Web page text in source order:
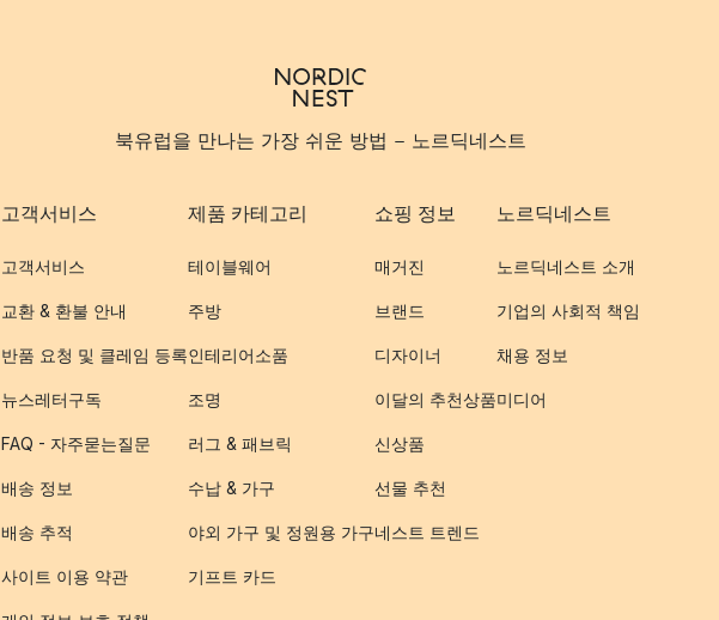
북유럽을 만나는 가장 쉬운 방법 - 노르딕네스트
고객서비스
고객서비스
교환 & 환불 안내
반품 요청 및 클레임 등록
뉴스레터구독
FAQ - 자주묻는질문
배송 정보
배송 추적
사이트 이용 약관
제품 카테고리
테이블웨어
주방
인테리어소품
조명
러그 & 패브릭
수납 & 가구
야외 가구 및 정원용 가구
기프트 카드
쇼핑 정보
매거진
브랜드
디자이너
이달의 추천상품
신상품
선물 추천
네스트 트렌드
노르딕네스트
노르딕네스트 소개
기업의 사회적 책임
채용 정보
미디어